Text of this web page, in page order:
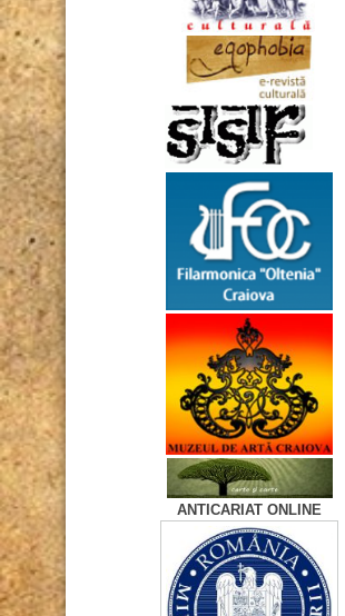
ANTICARIAT ONLINE